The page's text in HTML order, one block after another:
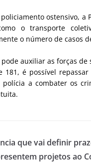
ostensivo, a
o transporte
o número de casos
auxiliar as forças
181, é possível
polícia a combater os
que vai definir
projetos ao